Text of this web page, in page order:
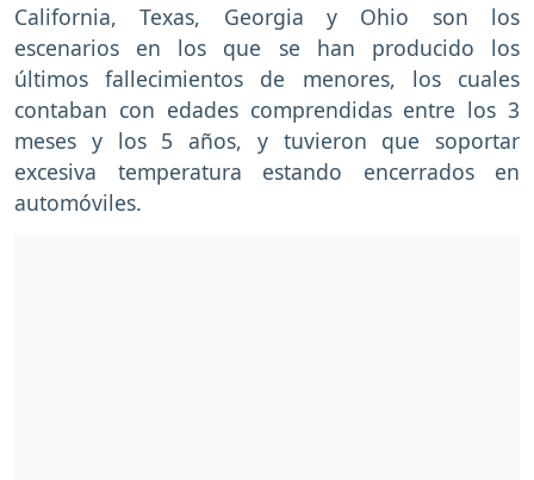
California, Texas, Georgia y Ohio son los
escenarios en los que se han producido los
últimos fallecimientos de menores, los cuales
contaban con edades comprendidas entre los 3
meses y los 5 años, y tuvieron que soportar
excesiva temperatura estando encerrados en
automóviles.